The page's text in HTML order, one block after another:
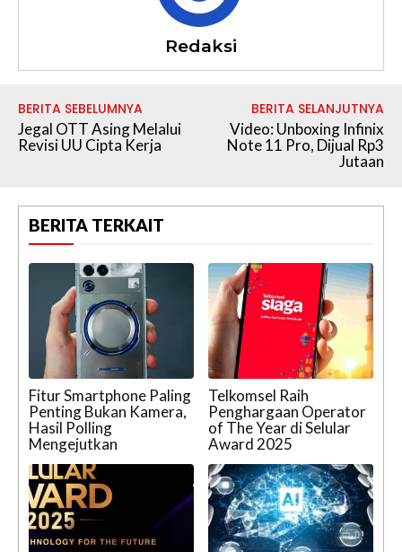
Redaksi
BERITA SEBELUMNYA
Jegal OTT Asing Melalui
Revisi UU Cipta Kerja
BERITA SELANJUTNYA
Video: Unboxing Infinix
Note 11 Pro, Dijual Rp3
Jutaan
BERITA TERKAIT
Fitur Smartphone Paling
Penting Bukan Kamera,
Hasil Polling
Mengejutkan
Telkomsel Raih
Penghargaan Operator
of The Year di Selular
Award 2025